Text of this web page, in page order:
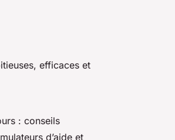
efficaces et
: conseils
d’aide et